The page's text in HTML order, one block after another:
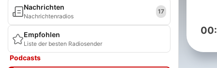
Nachrichten
Nachrichtenradios
17
Empfohlen
Liste der besten Radiosender
Podcasts